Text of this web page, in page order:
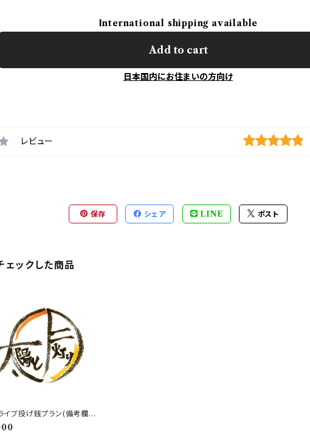
International shipping available
Add to cart
日本国内にお住まいの方向け
レビュー
保存 シェア LINE ポスト
ェックした商品
イブ投げ銭プラン(備考欄に
名必須⚠️)